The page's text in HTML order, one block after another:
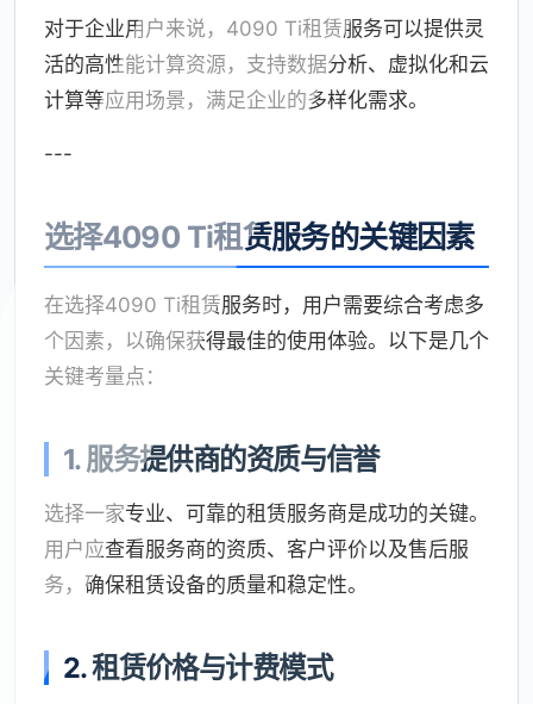
对于企业用户来说，4090 Ti租赁服务可以提供灵
活的高性能计算资源，支持数据分析、虚拟化和云
计算等应用场景，满足企业的多样化需求。
---
选择4090 Ti租赁服务的关键因素
在选择4090 Ti租赁服务时，用户需要综合考虑多
个因素，以确保获得最佳的使用体验。以下是几个
关键考量点：
1.服务提供商的资质与信誉
选择一家专业、可靠的租赁服务商是成功的关键。
用户应查看服务商的资质、客户评价以及售后服
务，确保租赁设备的质量和稳定性。
2.租赁价格与计费模式